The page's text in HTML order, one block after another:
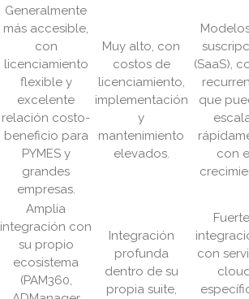
Generalmente
más accesible,
con
licenciamiento
flexible y
excelente
relación costo-
beneficio para
PYMES y
grandes
empresas.
Muy alto, con
costos de
licenciamiento,
implementación
y
mantenimiento
elevados.
(SaaS),
que
con
Amplia
integración con
su propio
ecosistema
(PAM360,
Integración
profunda
dentro de su
propia suite,
con